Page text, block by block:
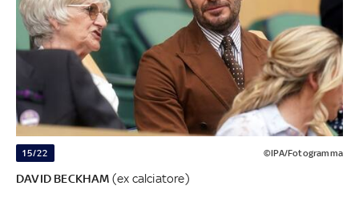
15/22 ©IPA/Fotogramma
DAVID BECKHAM (ex calciatore)